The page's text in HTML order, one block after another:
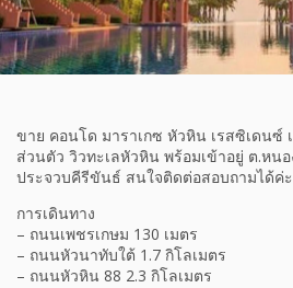
ขาย คอนโด มาราเกซ หัวหิน เรสซิเดนซ์
ส่วนตัว วิวทะเลหัวหิน พร้อมเข้าอยู่ ต.หน
ประจวบคีรีขันธ์ สนใจติดต่อสอบถามได้ค่ะ
การเดินทาง
– ถนนเพชรเกษม 130 เมตร
– ถนนหัวนาทับใต้ 1.7 กิโลเมตร
– ถนนหัวหิน 88 2.3 กิโลเมตร